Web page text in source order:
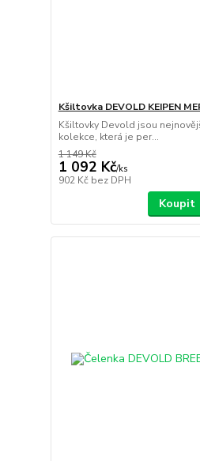
Kšiltovka DEVOLD KEIPEN
Kšiltovky Devold jsou
kolekce, která je per...
1 149 Kč
1 092 Kč/ks
902 Kč bez DPH
Koupit